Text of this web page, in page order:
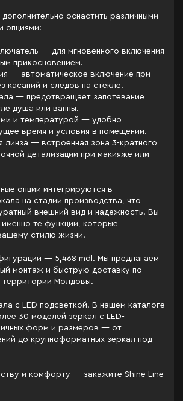
оснастить различными
опциями:
— для мгновенного включения
прикосновением.
— автоматическое включение при
касаний и следов на стекле.
— предотвращает запотевание
душа или ванны.
и температурой — удобно
время и условия в помещении.
линза — встроенная зона 3-кратного
детализации при макияже или
опции интегрируются в
на стадии производства, что
внешний вид и надёжность. Вы
те функции, которые
стилю жизни.
— 5,468 mdl. Мы предлагаем
монтаж и быструю доставку по
территории Молдовы.
c LED подсветкой. В нашем каталоге
30 моделей зеркал с LED-
форм и размеров — от
до крупноформатных зеркал под
и комфорту — закажите Shine Line